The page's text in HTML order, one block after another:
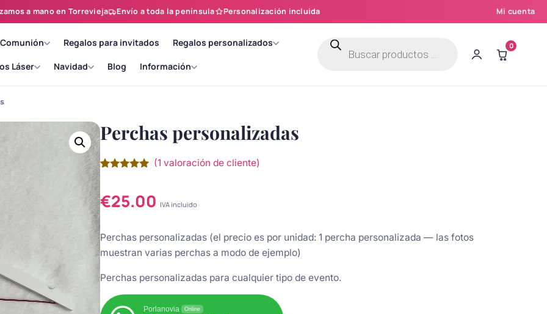
a mano en Torrevieja Envío a toda la península Personalización incluida Mi cuenta
Regalos para invitados Regalos personalizados
Láser Navidad Blog Información
Búsqueda
productos
0
Perchas personalizadas
5 en base
avaloración
(1 valoración de cliente)
€25.00 IVA incluido
Perchas personalizadas (el precio es por unidad: 1 percha personalizada — las fotos
muestran varias perchas a modo de ejemplo)
Perchas personalizadas para cualquier tipo de evento.
Porlanovia Online